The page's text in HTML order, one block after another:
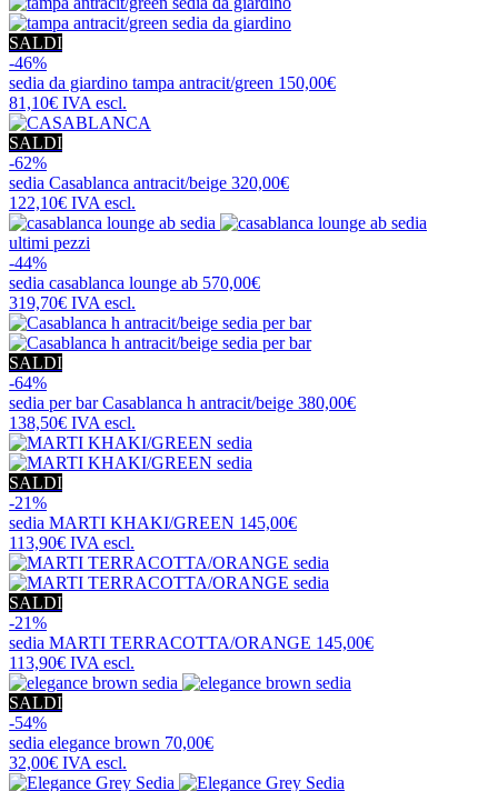
SALDI
-46%
sedia da giardino tampa antracit/green 150,00€
81,10€ IVA escl.
SALDI
-62%
sedia Casablanca antracit/beige 320,00€
122,10€ IVA escl.
ultimi pezzi
-44%
sedia casablanca lounge ab 570,00€
319,70€ IVA escl.
SALDI
-64%
sedia per barCasablanca h antracit/beige 380,00€
138,50€ IVA escl.
SALDI
-21%
sedia MARTI KHAKI/GREEN 145,00€
113,90€ IVA escl.
SALDI
-21%
sedia MARTI TERRACOTTA/ORANGE 145,00€
113,90€ IVA escl.
SALDI
-54%
sedia elegance brown 70,00€
32,00€ IVA escl.